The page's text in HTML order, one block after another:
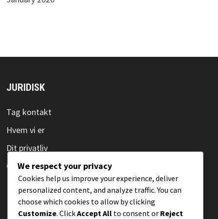
JURIDISK
Tag kontakt
Hvem vi er
Dit privatliv
Cookieindstillinger
Brugeraftale
We respect your privacy
Cookies help us improve your experience, deliver
personalized content, and analyze traffic. You can
choose which cookies to allow by clicking
Customize. ClickAccept All to consent or Reject